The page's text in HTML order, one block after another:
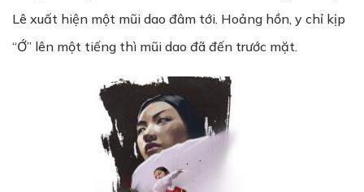
Lê xuất hiện một mũi dao đâm tới. Hoảng hồn, y chỉ kịp
“Ớ” lên một tiếng thì mũi dao đã đến trước mặt.